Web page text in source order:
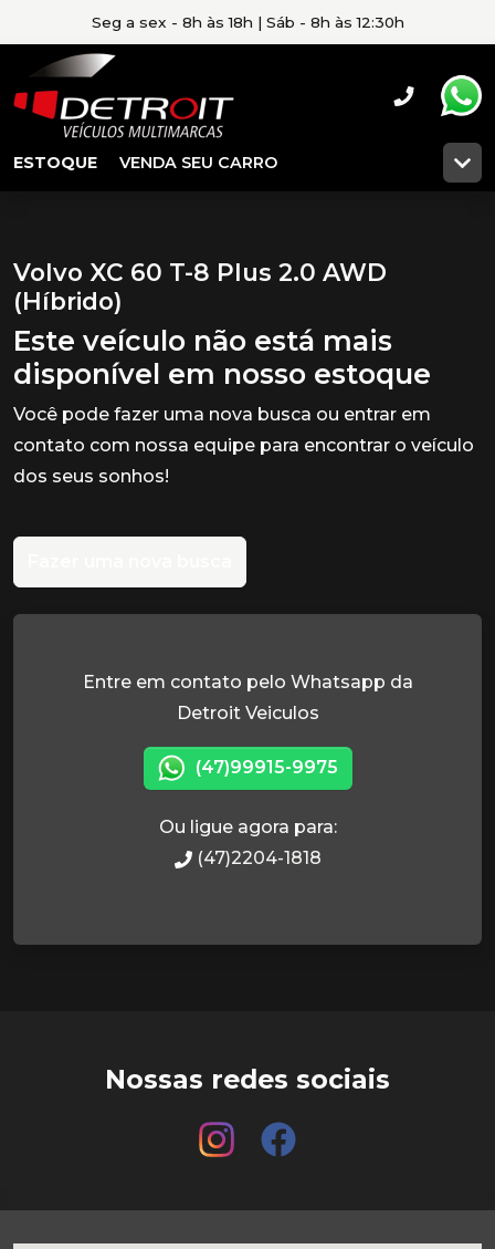
Seg a sex - 8h às 18h | Sáb - 8h às 12:30h
ESTOQUE VENDA SEU CARRO
Volvo XC 60 T-8 Plus 2.0 AWD
(Híbrido)
Este veículo não está mais
disponível em nosso estoque
Você pode fazer uma nova busca ou entrar em
contato com nossa equipe para encontrar o veículo
dos seus sonhos!
Entre em contato pelo Whatsapp da
Detroit Veiculos
(47)99915-9975
Ou ligue agora para:
(47)2204-1818
Nossas redes sociais